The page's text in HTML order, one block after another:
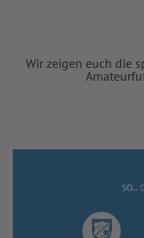
Wir zeigen euch die
SO..